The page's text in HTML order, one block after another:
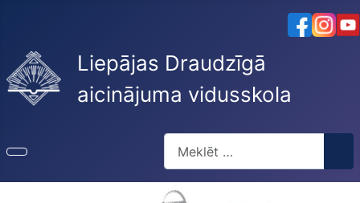
Liepājas Draudzīgā
aicinājuma vidusskola
Type 2 or more characters for